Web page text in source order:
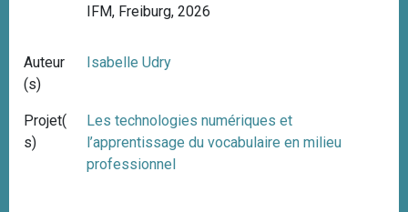
IFM, Freiburg, 2026
Auteur
(s)
Isabelle Udry
Projet(
s)
Les technologies numériques et
l’apprentissage du vocabulaire en milieu
professionnel